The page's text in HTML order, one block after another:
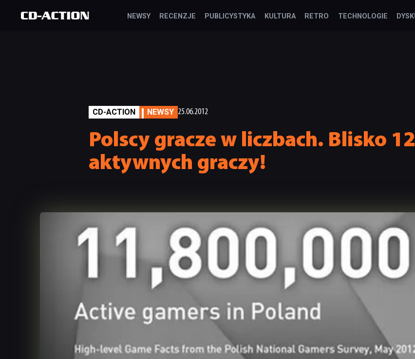
NEWSY RECENZJE PUBLICYSTYKA KULTURA RETRO TECHNOLOGIE
CD-ACTION NEWSY 25.06.2012
Polscy gracze w liczbach. Blisko
aktywnych graczy!